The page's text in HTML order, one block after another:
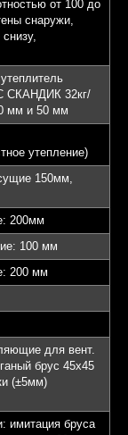
от 100 до
снаружи,
СКАНДИК 32кг/
мм и 50 мм
утепление)
150мм,
200мм
100 мм
200 мм
для вент.
брус 45х45
(±5мм)
имитация бруса